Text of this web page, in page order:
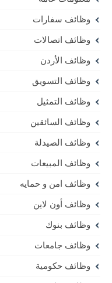
وظائف سفارات
وظائف اتصالات
وظائف الأردن
وظائف التسويق
وظائف التمثيل
وظائف السائقين
وظائف الصيدلة
وظائف المبيعات
وظائف امن و حمايه
وظائف أون لاين
وظائف بنوك
وظائف جامعات
وظائف حكومية